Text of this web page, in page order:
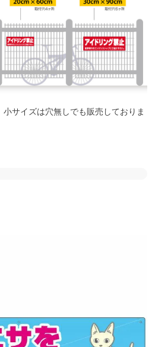
サイズは穴無しでも販売しておりま